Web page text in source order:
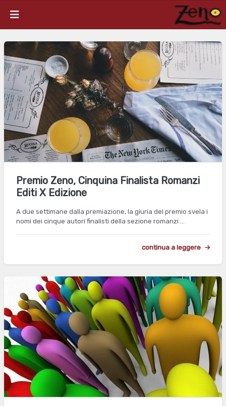
Premio Zeno, Cinquina Finalista Romanzi
Editi X Edizione
A due settimane dalla premiazione, la giuria del premio svela i
nomi dei cinque autori finalisti della sezione romanzi …
continua a leggere